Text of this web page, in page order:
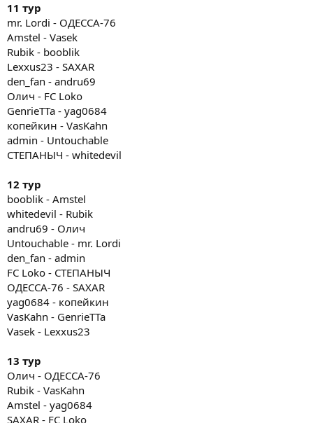
11 тур
mr. Lordi - ОДЕССА-76
Amstel - Vasek
Rubik - booblik
Lexxus23 - SAXAR
den_fan - andru69
Олич - FC Loko
GenrieTTa - yag0684
копейкин - VasKahn
admin - Untouchable
СТЕПАНЫЧ - whitedevil
12 тур
booblik - Amstel
whitedevil - Rubik
andru69 - Олич
Untouchable - mr. Lordi
den_fan - admin
FC Loko - СТЕПАНЫЧ
ОДЕССА-76 - SAXAR
yag0684 - копейкин
VasKahn - GenrieTTa
Vasek - Lexxus23
13 тур
Олич - ОДЕССА-76
Rubik - VasKahn
Amstel - yag0684
SAXAR - FC Loko